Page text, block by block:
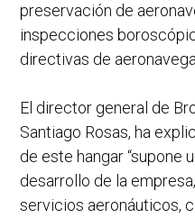
preservación de
inspecciones
directivas de
El director general de
Santiago Rosas, ha
de este hangar “supone
desarrollo de la
servicios aeronáuticos,